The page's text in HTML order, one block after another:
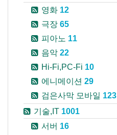
영화 12
극장 65
피아노 11
음악 22
Hi-Fi,PC-Fi 10
에니메이션 29
검은사막 모바일 123
기술,IT 1001
서버 16